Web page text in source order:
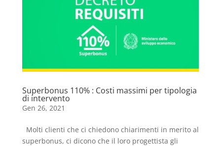
Superbonus 110% : Costi massimi per tipologia
di intervento
Gen 26, 2021
Molti clienti che ci chiedono chiarimenti in merito al
superbonus, ci dicono che il loro progettista gli